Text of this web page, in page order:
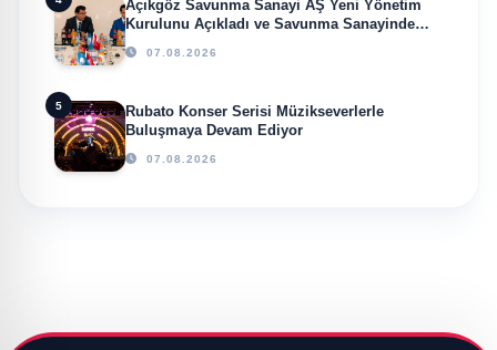
Açıkgöz Savunma Sanayi AŞ Yeni Yönetim
Kurulunu Açıkladı ve Savunma Sanayinde
Küresel Vizyon Vurgusu
07.08.2026
5
Rubato Konser Serisi Müzikseverlerle
Buluşmaya Devam Ediyor
07.08.2026